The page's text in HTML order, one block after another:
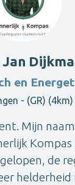
Jan
en
- (GR) (4km)
Mijn
Kompas
de
helderheid